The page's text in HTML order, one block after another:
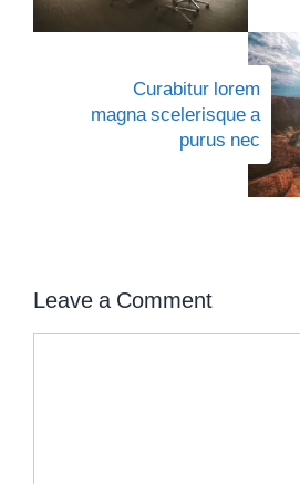
Curabitur lorem
magna scelerisque a
purus nec
Leave a Comment